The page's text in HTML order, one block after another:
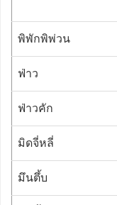
พิพักพิพ่วน
ฟ่าว
ฟ่าวคัก
มิดจี่หลี่
มึนตึ้บ